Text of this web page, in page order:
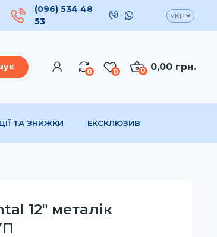
(096) 534 48
53
УКР
0 0 0,00 грн.
0
ТА ЗНИЖКИ ЕКСКЛЮЗИВ
12" металік